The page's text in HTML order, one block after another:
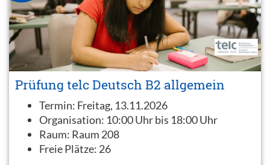
Prüfung telc Deutsch B2 allgemein
Termin: Freitag, 13.11.2026
Organisation: 10:00 Uhr bis 18:00 Uhr
Raum: Raum 208
Freie Plätze: 26